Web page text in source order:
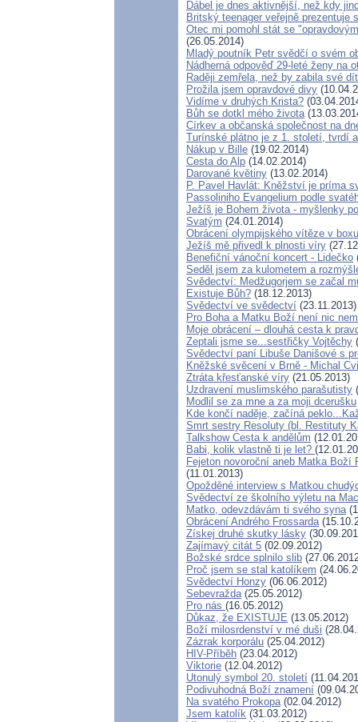
Ďábel je dnes aktivnější, než kdy
Britský teenager veřejně prezentuje
Otec mi pomohl stát se
(26.05.2014)
Mladý poutník Petr svědčí o svém
Nádherná odpověď 29-leté ženy na
Raději zemřela, než by zabila své
Prožila jsem opravdové divy
Vidíme v druhých Krista?
Bůh se dotkl mého života
Církev a občanská společnost na
Turínské plátno je z 1. století, tvrdí
Nákup v Bille (19.02.2014)
Cesta do Alp (14.02.2014)
Darované květiny (13.02.2014)
P. Pavel Havlát: Kněžství je príma
Passoliniho Evangelium podle
Ježíš je Bohem života - myšlenky
Svatým (24.01.2014)
Obrácení olympijského vítěze v boxu
Ježíš mě přivedl k plnosti víry
Benefiční vánoční koncert - Lidečko
Seděl jsem za kulometem a
Svědectví: Medžugorjem se začal
Existuje Bůh? (18.12.2013)
Svědectví ve svědectví (23.11.2013)
Pro Boha a Matku Boží není nic
Moje obrácení – dlouhá cesta k
Zeptali jsme se...sestřičky Vojtěchy
Svědectví paní Libuše Danišové s
Kněžské svěcení v Brně - Michal
Ztráta křesťanské víry (21.05.2013)
Uzdravení muslimského parašutisty
Modlil se za mne a za moji dcerušku
Kde končí naděje, začíná
Smrt sestry Resoluty (bl. Restituty
Talkshow Cesta k andělům
Babi, kolik vlastně ti je let?
Fejeton novoroční aneb Matka
(11.01.2013)
Opožděné interview s Matkou
Svědectví ze školního výletu na
Matko, odevzdávám ti svého syna
Obrácení Andrého Frossarda
Získej druhé skutky lásky
Zajímavý citát 5 (02.09.2012)
Božské srdce splnilo slib
Proč jsem se stal katolíkem
Svědectví Honzy (06.06.2012)
Sebevražda(25.05.2012)
Pro nás (16.05.2012)
Důkaz, že EXISTUJE (13.05.2012)
Boží milosrdenství v mé duši
Zázrak korporálu (25.04.2012)
HIV-Příběh (23.04.2012)
Viktorie (12.04.2012)
Utonulý symbol 20. století
Podivuhodná Boží znamení
Na svatého Prokopa(02.04.2012)
Jsem katolík (31.03.2012)